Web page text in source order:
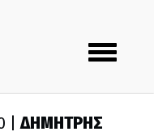
Toggle
navigation
|ΔΗΜΗΤΡΗΣ